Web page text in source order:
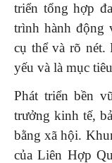
triển tổng hợp
trình hành động
cụ thể và rõ nét.
yếu và là mục
Phát triển bền
trưởng kinh tế,
bằng xã hội.
của Liên Hợp